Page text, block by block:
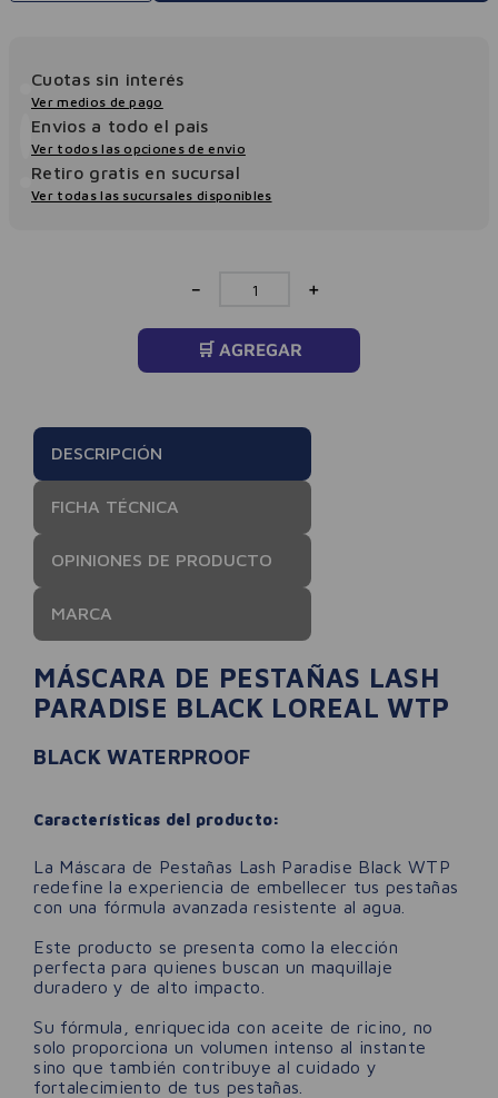
Cuotas sin interés
Ver medios de pago
Envios a todo el pais
Ver todos las opciones de envio
Retiro gratis en sucursal
Ver todas las sucursales disponibles
＋
－
🛒 AGREGAR
DESCRIPCIÓN
FICHA TÉCNICA
OPINIONES DE PRODUCTO
MARCA
MÁSCARA DE PESTAÑAS LASH
PARADISE BLACK LOREAL WTP
BLACK WATERPROOF
Características del producto:
La Máscara de Pestañas Lash Paradise Black WTP
redefine la experiencia de embellecer tus pestañas
con una fórmula avanzada resistente al agua.
Este producto se presenta como la elección
perfecta para quienes buscan un maquillaje
duradero y de alto impacto.
Su fórmula, enriquecida con aceite de ricino, no
solo proporciona un volumen intenso al instante
sino que también contribuye al cuidado y
fortalecimiento de tus pestañas.